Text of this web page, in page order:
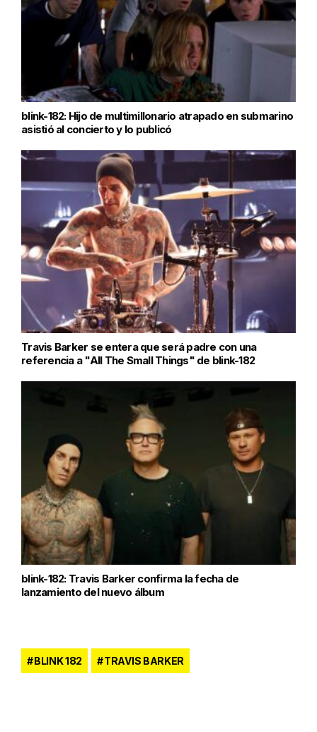
blink-182: Hijo de multimillonario atrapado en submarino
asistió al concierto y lo publicó
Travis Barker se entera que será padre con una
referencia a "All The Small Things" de blink-182
blink-182: Travis Barker confirma la fecha de
lanzamiento del nuevo álbum
BLINK 182 TRAVIS BARKER